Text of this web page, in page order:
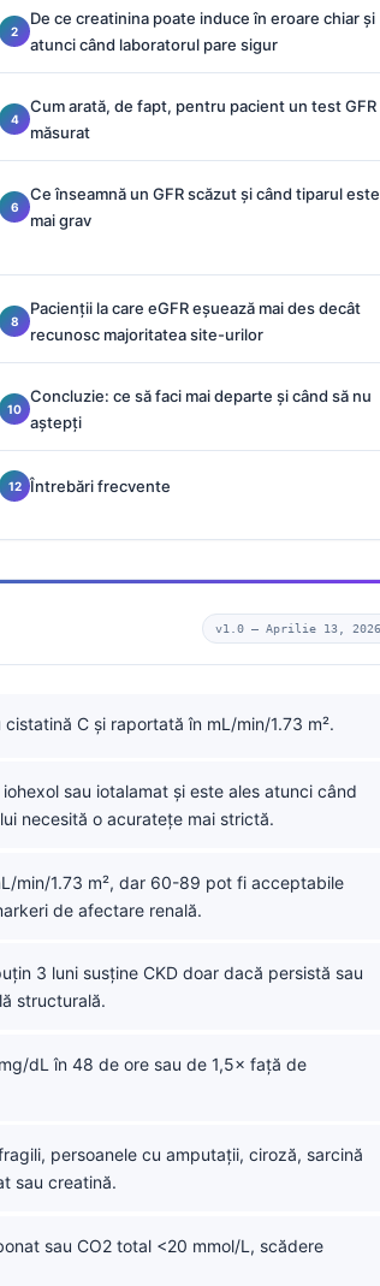
De ce creatinina poate induce în eroare chiar și
atunci când laboratorul pare sigur
Cum arată, de fapt, pentru pacient un test GFR
măsurat
Ce înseamnă un GFR scăzut și când tiparul este
mai grav
Pacienții la care eGFR eșuează mai des decât
recunosc majoritatea site-urilor
Concluzie: ce să faci mai departe și când să nu
aștepți
Întrebări frecvente
v1.0 — Aprilie 13, 2026
C și raportată în mL/min/1.73 m².
sau iotalamat și este ales atunci când
necesită o acuratețe mai strictă.
min/1.73 m², dar 60-89 pot fi acceptabile
de afectare renală.
3 luni susține CKD doar dacă persistă sau
structurală.
dL în 48 de ore sau de 1,5× față de
persoanele cu amputații, ciroză, sarcină
sau creatină.
sau CO2 total <20 mmol/L, scădere